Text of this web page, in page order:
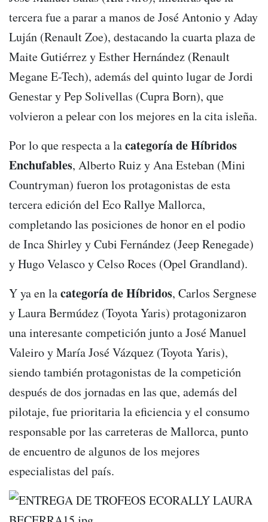
tercera fue a parar a manos de José Antonio y Aday
Luján (Renault Zoe), destacando la cuarta plaza de
Maite Gutiérrez y Esther Hernández (Renault
Megane E-Tech), además del quinto lugar de Jordi
Genestar y Pep Solivellas (Cupra Born), que
volvieron a pelear con los mejores en la cita isleña.
Por lo que respecta a lacategoría de Híbridos
Enchufables, Alberto Ruiz y Ana Esteban (Mini
Countryman) fueron los protagonistas de esta
tercera edición del Eco Rallye Mallorca,
completando las posiciones de honor en el podio
de Inca Shirley y Cubi Fernández (Jeep Renegade)
y Hugo Velasco y Celso Roces (Opel Grandland).
Y ya en lacategoría de Híbridos, Carlos Sergnese
y Laura Bermúdez (Toyota Yaris) protagonizaron
una interesante competición junto a José Manuel
Valeiro y María José Vázquez (Toyota Yaris),
siendo también protagonistas de la competición
después de dos jornadas en las que, además del
pilotaje, fue prioritaria la eficiencia y el consumo
responsable por las carreteras de Mallorca, punto
de encuentro de algunos de los mejores
especialistas del país.